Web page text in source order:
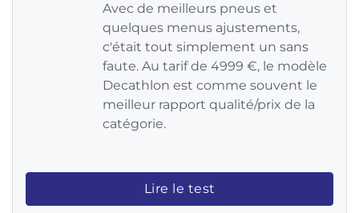
Avec de meilleurs pneus et
quelques menus ajustements,
c'était tout simplement un sans
faute. Au tarif de 4999 €, le modèle
Decathlon est comme souvent le
meilleur rapport qualité/prix de la
catégorie.
Lire le test